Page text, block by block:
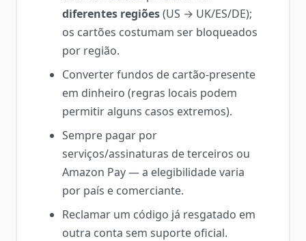
diferentes regiões(US → UK/ES/DE);
os cartões costumam ser bloqueados
por região.
Converter fundos de cartão-presente
em dinheiro (regras locais podem
permitir alguns casos extremos).
Sempre pagar por
serviços/assinaturas de terceiros ou
Amazon Pay — a elegibilidade varia
por país e comerciante.
Reclamar um código já resgatado em
outra conta sem suporte oficial.